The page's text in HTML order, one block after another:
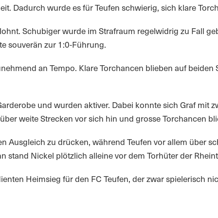
Dadurch wurde es für Teufen schwierig, sich klare
Schubiger wurde im Strafraum regelwidrig zu Fall
souverän zur 1:0-Führung.
an Tempo. Klare Torchancen blieben auf
und wurden aktiver. Dabei konnte sich Graf mit
weite Strecken vor sich hin und grosse Torchancen
Ausgleich zu drücken, während Teufen vor allem über
stand Nickel plötzlich alleine vor dem Torhüter der
Heimsieg für den FC Teufen, der zwar spielerisch